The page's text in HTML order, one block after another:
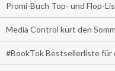
Promi-Buch Top- und Flop-
Media Control kürt den
#BookTok Bestsellerliste für